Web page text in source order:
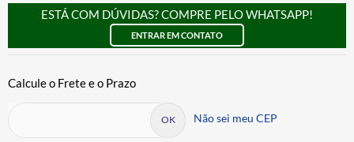
ESTÁ COM DÚVIDAS? COMPRE PELO WHATSAPP!
ENTRAR EM CONTATO
Não sei meu CEP